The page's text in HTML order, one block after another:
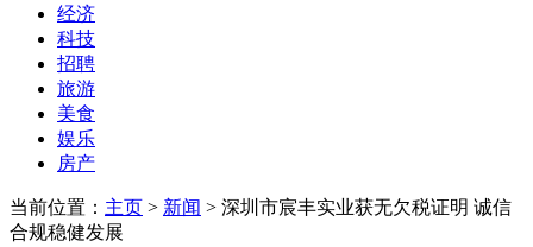
经济
科技
招聘
旅游
美食
娱乐
房产
当前位置： 主页 > 新闻 > 深圳市宸丰实业获无欠税证明 诚信
合规稳健发展